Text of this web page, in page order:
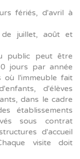
fériés, d'avril à
juillet, août et
public peut être
jours par année
où l'immeuble fait
d'élèves
dans le cadre
établissements
sous contrat
d'accueil
visite doit